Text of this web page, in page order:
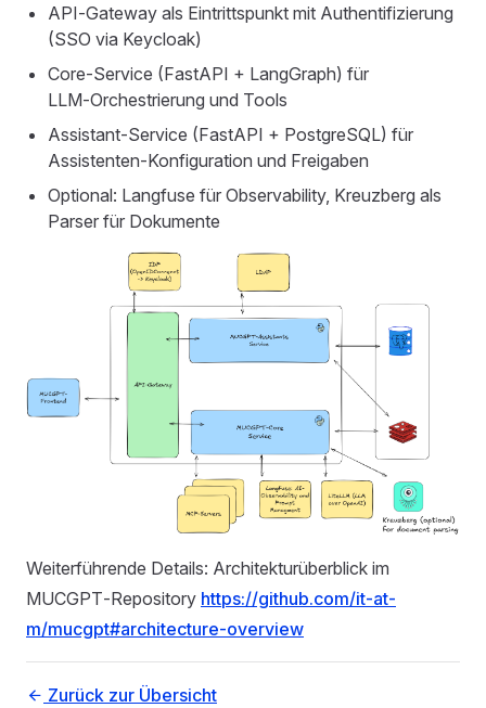
API‑Gateway als Eintrittspunkt mit Authentifizierung
(SSO via Keycloak)
Core‑Service (FastAPI + LangGraph) für
LLM‑Orchestrierung und Tools
Assistant‑Service (FastAPI + PostgreSQL) für
Assistenten‑Konfiguration und Freigaben
Optional: Langfuse für Observability, Kreuzberg als
Parser für Dokumente
Weiterführende Details: Architekturüberblick im
MUCGPT‑Repository https://github.com/it-at-
m/mucgpt#architecture-overview
Zurück zur Übersicht